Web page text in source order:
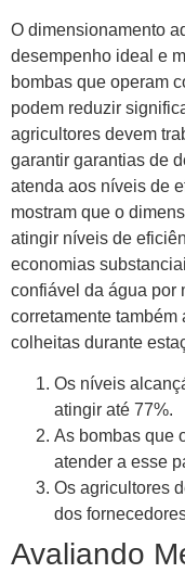
O dimensionamento
desempenho ideal e
bombas que operam
podem reduzir
agricultores devem
garantir garantias de
atenda aos níveis de
mostram que o
atingir níveis de
economias
confiável da água por
corretamente
colheitas durante
Os níveis
atingir até 77%.
As bombas que
atender a esse
Os agricultores
dos
Avaliando